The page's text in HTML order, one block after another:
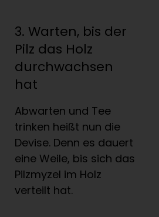
3. Warten, bis der
Pilz das Holz
durchwachsen
hat
Abwarten und Tee
trinken heißt nun die
Devise. Denn es dauert
eine Weile, bis sich das
Pilzmyzel im Holz
verteilt hat.